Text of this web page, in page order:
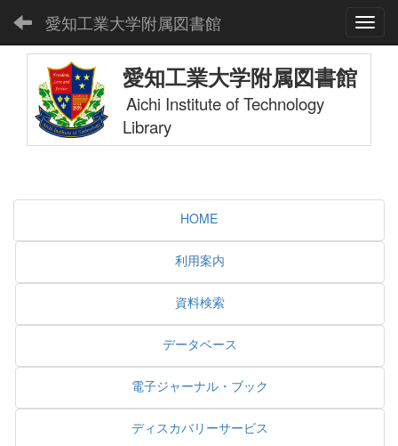
愛知工業大学附属図書館
愛知工業大学附属図書館
Aichi Institute of Technology
Library
HOME
利用案内
資料検索
データベース
電子ジャーナル・ブック
ディスカバリーサービス